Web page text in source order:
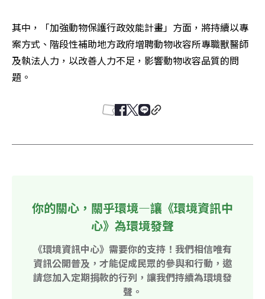
其中，「加強動物保護行政效能計畫」方面，將持續以專
案方式、階段性補助地方政府增聘動物收容所專職獸醫師
及執法人力，以改善人力不足，影響動物收容品質的問
題。
你的關心，關乎環境—讓《環境資訊中
心》為環境發聲
《環境資訊中心》需要你的支持！我們相信唯有
資訊公開普及，才能促成民眾的參與和行動，邀
請您加入定期捐款的行列，讓我們持續為環境發
聲。